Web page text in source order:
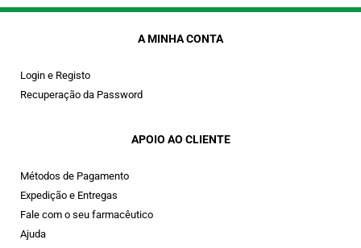
A MINHA CONTA
Login e Registo
Recuperação da Password
APOIO AO CLIENTE
Métodos de Pagamento
Expedição e Entregas
Fale com o seu farmacêutico
Ajuda